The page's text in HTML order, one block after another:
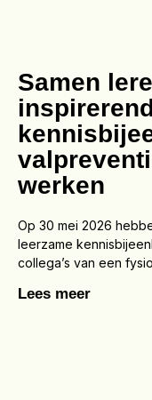
Samen
werken
Op 30 mei 2026
leerzame
collega’s van een
Lees meer